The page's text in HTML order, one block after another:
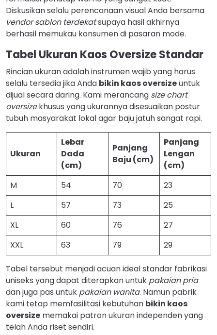
Diskusikan selalu perencanaan visual Anda bersama
vendor sablon terdekatsupaya hasil akhirnya
berhasil memukau konsumen di pasaran mode.
Tabel Ukuran Kaos Oversize Standar
Rincian ukuran adalah instrumen wajib yang harus
selalu tersedia jika Anda bikin kaos oversizeuntuk
dijual secara daring. Kami merancang size chart
oversizekhusus yang ukurannya disesuaikan postur
tubuh masyarakat lokal agar baju jatuh sangat rapi.
Ukuran
Lebar
Dada
(cm)
Panjang
Baju (cm)
Panjang
Lengan
(cm)
M
54 70
23
L
57 73
25
XL
60 76
27
XXL
63 79 29
Tabel tersebut menjadi acuan ideal standar fabrikasi
uniseks yang dapat diterapkan untuk pakaian pria
dan juga pas untuk pakaian wanita. Namun pabrik
kami tetap memfasilitasi kebutuhan bikin kaos
oversize memakai patron ukuran independen yang
telah Anda riset sendiri.